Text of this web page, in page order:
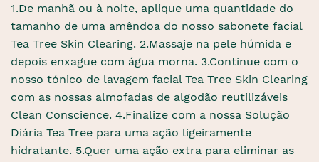
1.De manhã ou à noite, aplique uma quantidade do
tamanho de uma amêndoa do nosso sabonete facial
Tea Tree Skin Clearing. 2.Massaje na pele húmida e
depois enxague com água morna. 3.Continue com o
nosso tónico de lavagem facial Tea Tree Skin Clearing
com as nossas almofadas de algodão reutilizáveis ​​
Clean Conscience. 4.Finalize com a nossa Solução
Diária Tea Tree para uma ação ligeiramente
hidratante. 5.Quer uma ação extra para eliminar as